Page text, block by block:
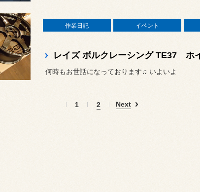
作業日記 イベント
何時もお世話になっております♫ いよいよ
1 2 Next